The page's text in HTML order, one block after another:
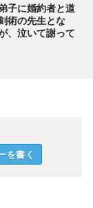
子に婚約者と道
術の先生とな
、泣いて謝って
を書く